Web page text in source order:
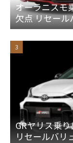
オーラニスモ
欠点 リセー
GRヤリス乗
リセールバリ